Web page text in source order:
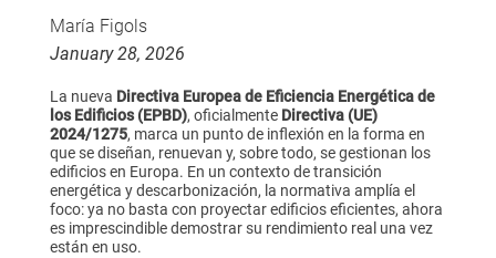
María Figols
January 28, 2026
La nueva Directiva Europea de Eficiencia Energética de
los Edificios (EPBD), oficialmente Directiva (UE)
2024/1275, marca un punto de inflexión en la forma en
que se diseñan, renuevan y, sobre todo, se gestionan los
edificios en Europa. En un contexto de transición
energética y descarbonización, la normativa amplía el
foco: ya no basta con proyectar edificios eficientes, ahora
es imprescindible demostrar su rendimiento real una vez
están en uso.